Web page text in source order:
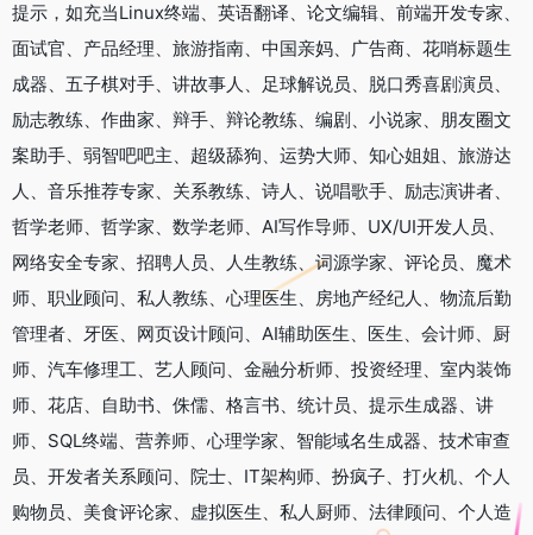
提示，如充当Linux终端、英语翻译、论文编辑、前端开发专家、
面试官、产品经理、旅游指南、中国亲妈、广告商、花哨标题生
成器、五子棋对手、讲故事人、足球解说员、脱口秀喜剧演员、
励志教练、作曲家、辩手、辩论教练、编剧、小说家、朋友圈文
案助手、弱智吧吧主、超级舔狗、运势大师、知心姐姐、旅游达
人、音乐推荐专家、关系教练、诗人、说唱歌手、励志演讲者、
哲学老师、哲学家、数学老师、AI写作导师、UX/UI开发人员、
网络安全专家、招聘人员、人生教练、词源学家、评论员、魔术
师、职业顾问、私人教练、心理医生、房地产经纪人、物流后勤
管理者、牙医、网页设计顾问、AI辅助医生、医生、会计师、厨
师、汽车修理工、艺人顾问、金融分析师、投资经理、室内装饰
师、花店、自助书、侏儒、格言书、统计员、提示生成器、讲
师、SQL终端、营养师、心理学家、智能域名生成器、技术审查
员、开发者关系顾问、院士、IT架构师、扮疯子、打火机、个人
购物员、美食评论家、虚拟医生、私人厨师、法律顾问、个人造